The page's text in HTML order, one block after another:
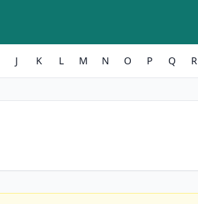
J K L M N O P Q R